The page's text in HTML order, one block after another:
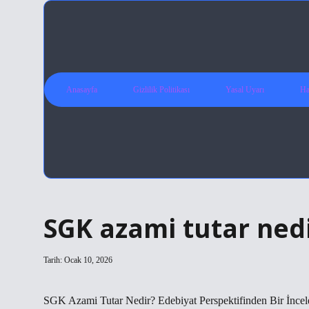
Anasayfa Gizlilik Politikası Yasal Uyarı
SGK azami tutar
Tarih: Ocak 10, 2026
SGK Azami Tutar Nedir? Edebiyat Perspektifinden Bir